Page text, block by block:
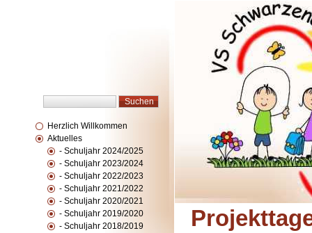
Herzlich Willkommen
Aktuelles
- Schuljahr 2024/2025
- Schuljahr 2023/2024
- Schuljahr 2022/2023
- Schuljahr 2021/2022
- Schuljahr 2020/2021
- Schuljahr 2019/2020
- Schuljahr 2018/2019